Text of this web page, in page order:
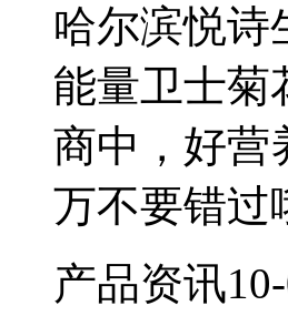
哈尔滨悦诗
能量卫士菊
商中，好营
万不要错过
产品资讯